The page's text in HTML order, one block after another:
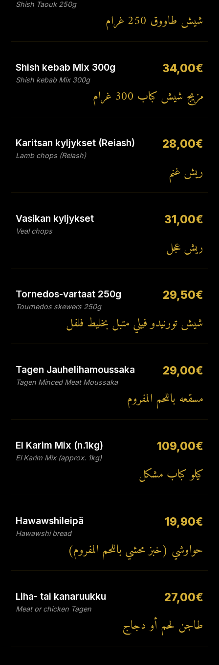
Shish Taouk 250g
شيش طاووق 250 غرام
Shish kebab Mix 300g
Shish kebab Mix 300g
34,00€
مزيج شيش كباب 300 غرام
Karitsan kyljykset (Reiash)
Lamb chops (Reiash)
28,00€
ريش غنم
Vasikan kyljykset
Veal chops
31,00€
ريش عجل
Tornedos-vartaat 250g
Tournedos skewers 250g
29,50€
شيش تورنيدو فيلي متبل بخليط فلفل
Tagen Jauhelihamoussaka
Tagen Minced Meat Moussaka
29,00€
مسقعه باللحم المفروم
El Karim Mix (n.1kg)
El Karim Mix (approx. 1kg)
109,00€
كيلو كباب مشكل
Hawawshileipä
Hawawshi bread
19,90€
حواوشي (خبز محشي باللحم المفروم)
Liha- tai kanaruukku
Meat or chicken Tagen
27,00€
طاجن لحم أو دجاج